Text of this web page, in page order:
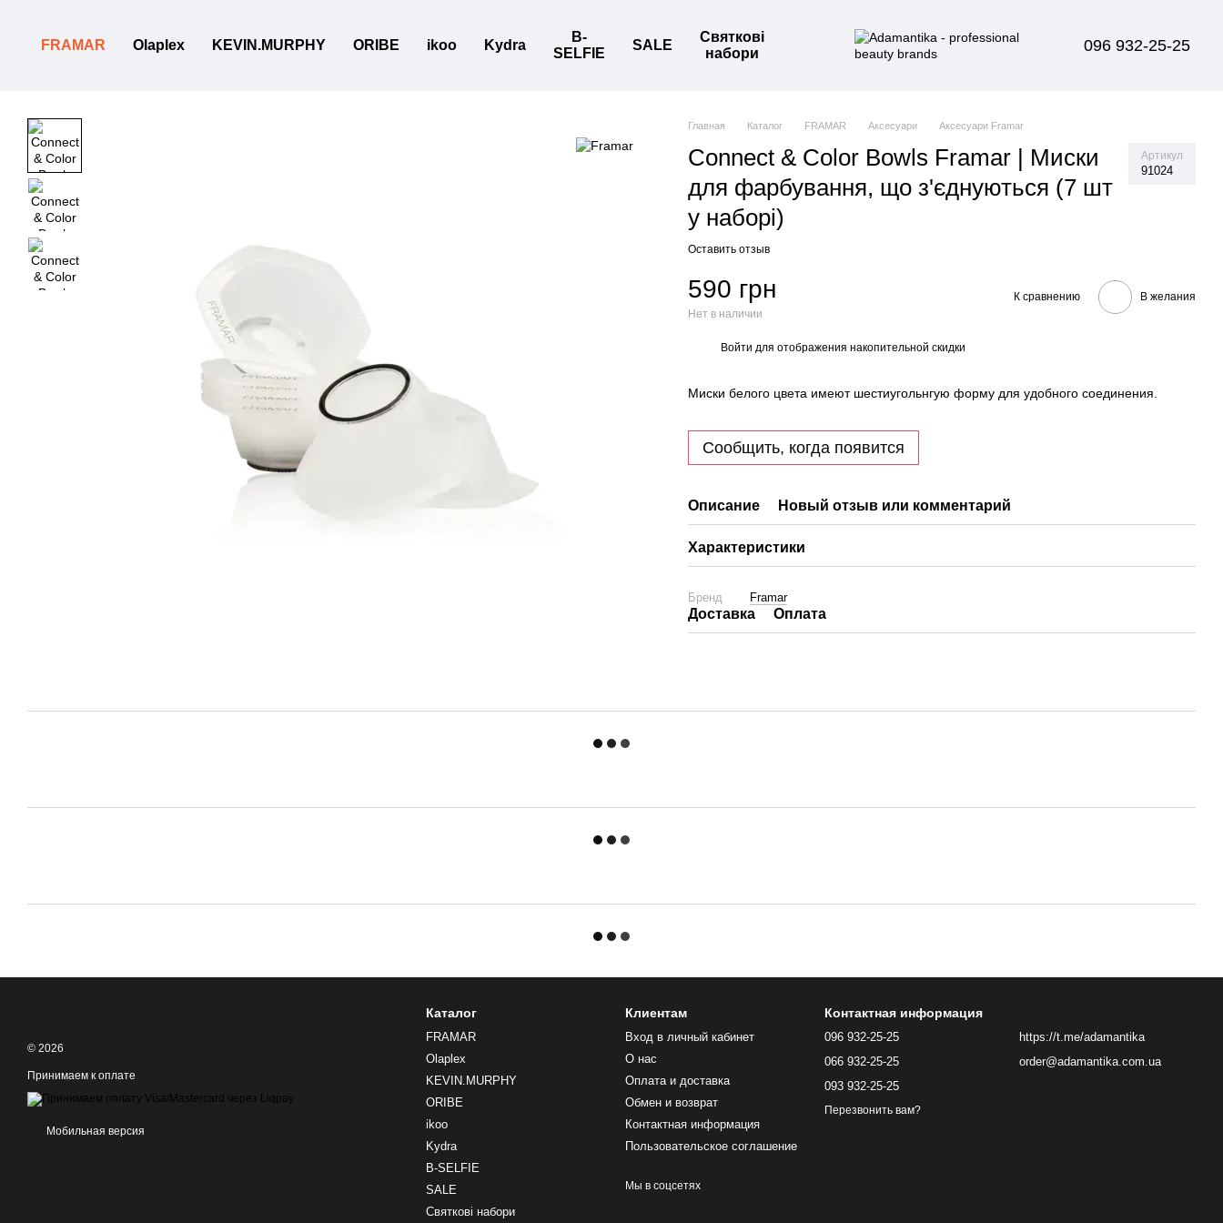
FRAMAR Olaplex KEVIN.MURPHY ORIBE ikoo Kydra
B-
SELFIE
SALE
Святкові
набори
096 932-25-25
Главная Каталог FRAMAR Аксесуари Аксесуари Framar
Connect & Color Bowls Framar | Миски
для фарбування, що з'єднуються (7 шт
у наборі)
Артикул
91024
Оставить отзыв
590 грн
Нет в наличии
К сравнению В желания
Войти для отображения накопительной скидки
Миски белого цвета имеют шестиугольнгую форму для удобного соединения.
Сообщить, когда появится
Описание Новый отзыв или комментарий
Характеристики
Бренд Framar
Доставка Оплата
© 2026
Принимаем к оплате
Мобильная версия
Каталог
FRAMAR
Olaplex
KEVIN.MURPHY
ORIBE
ikoo
Kydra
B-SELFIE
SALE
Святкові набори
Клиентам
Вход в личный кабинет
О нас
Оплата и доставка
Обмен и возврат
Контактная информация
Пользовательское соглашение
Мы в соцсетях
Контактная информация
096 932-25-25
066 932-25-25
093 932-25-25
Перезвонить вам?
https://t.me/adamantika
order@adamantika.com.ua